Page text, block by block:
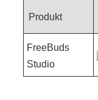
Produkt
FreeBuds
Studio